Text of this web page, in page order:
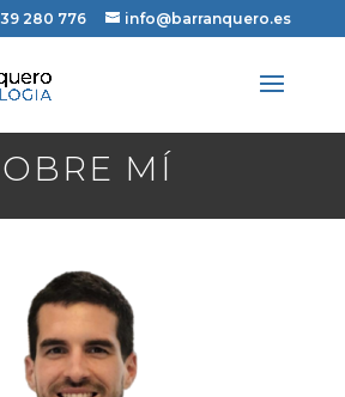
280 776 info@barranquero.es
MÍ